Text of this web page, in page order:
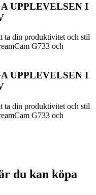
UPPLEVELSEN I
ta din produktivitet och stil
G733 och
UPPLEVELSEN I
ta din produktivitet och stil
G733 och
du kan köpa